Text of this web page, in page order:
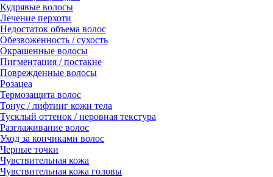
Кудрявые волосы
Лечение перхоти
Недостаток объема волос
Обезвоженность / сухость
Окрашенные волосы
Пигментация / постакне
Поврежденные волосы
Розацеа
Термозащита волос
Тонус / лифтинг кожи тела
Тусклый оттенок / неровная текстура
Разглаживание волос
Уход за кончиками волос
Черные точки
Чувствительная кожа
Чувствительная кожа головы